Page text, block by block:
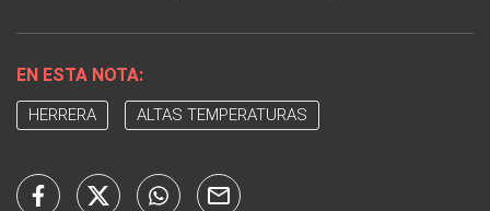
EN ESTA NOTA:
HERRERA ALTAS TEMPERATURAS